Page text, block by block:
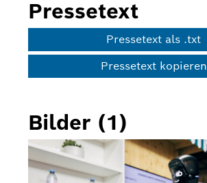
Pressetext
Pressetext als .txt
Pressetext kopieren
Bilder (1)